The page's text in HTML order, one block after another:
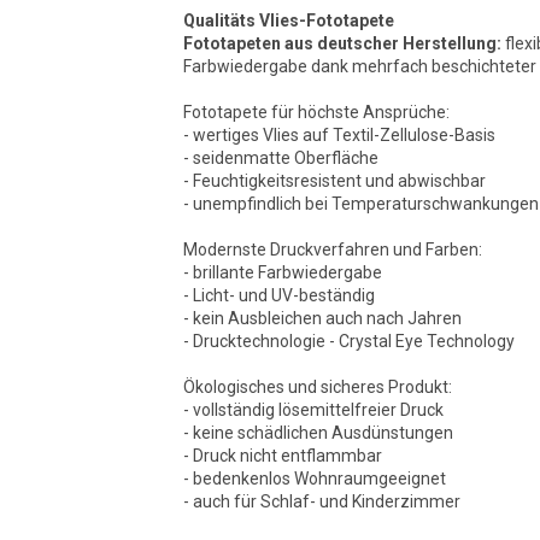
Qualitäts Vlies-Fototapete
Fototapeten aus deutscher Herstellung:
Farbwiedergabe dank mehrfach
Fototapete für höchste Ansprüche:
- wertiges Vlies auf Textil-Zellulose-Basis
- seidenmatte Oberfläche
- Feuchtigkeitsresistent und abwischbar
- unempfindlich bei Temperaturschwankungen
Modernste Druckverfahren und Farben:
- brillante Farbwiedergabe
- Licht- und UV-beständig
- kein Ausbleichen auch nach Jahren
- Drucktechnologie - Crystal Eye Technology
Ökologisches und sicheres Produkt:
- vollständig lösemittelfreier Druck
- keine schädlichen Ausdünstungen
- Druck nicht entflammbar
- bedenkenlos Wohnraumgeeignet
- auch für Schlaf- und Kinderzimmer